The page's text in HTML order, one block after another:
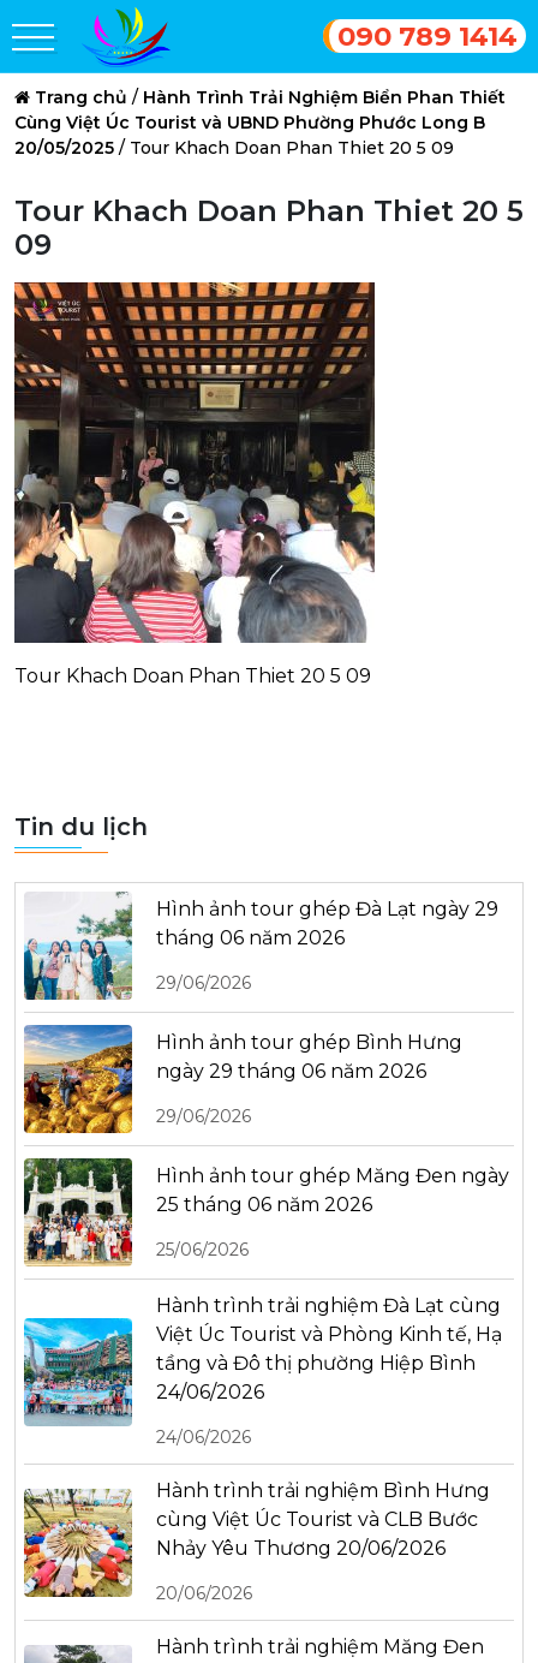
090 789 1414
Trang chủ / Hành Trình Trải Nghiệm Biển Phan Thiết
Cùng Việt Úc Tourist và UBND Phường Phước Long B
20/05/2025 / Tour Khach Doan Phan Thiet 20 5 09
Tour Khach Doan Phan Thiet 20 5
09
Tour Khach Doan Phan Thiet 20 5 09
Tin du lịch
Hình ảnh tour ghép Đà Lạt ngày 29
tháng 06 năm 2026
29/06/2026
Hình ảnh tour ghép Bình Hưng
ngày 29 tháng 06 năm 2026
29/06/2026
Hình ảnh tour ghép Măng Đen ngày
25 tháng 06 năm 2026
25/06/2026
Hành trình trải nghiệm Đà Lạt cùng
Việt Úc Tourist và Phòng Kinh tế, Hạ
tầng và Đô thị phường Hiệp Bình
24/06/2026
24/06/2026
Hành trình trải nghiệm Bình Hưng
cùng Việt Úc Tourist và CLB Bước
Nhảy Yêu Thương 20/06/2026
20/06/2026
Hành trình trải nghiệm Măng Đen